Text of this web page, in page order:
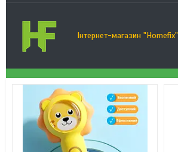
Інтернет-магазин "Homefix"